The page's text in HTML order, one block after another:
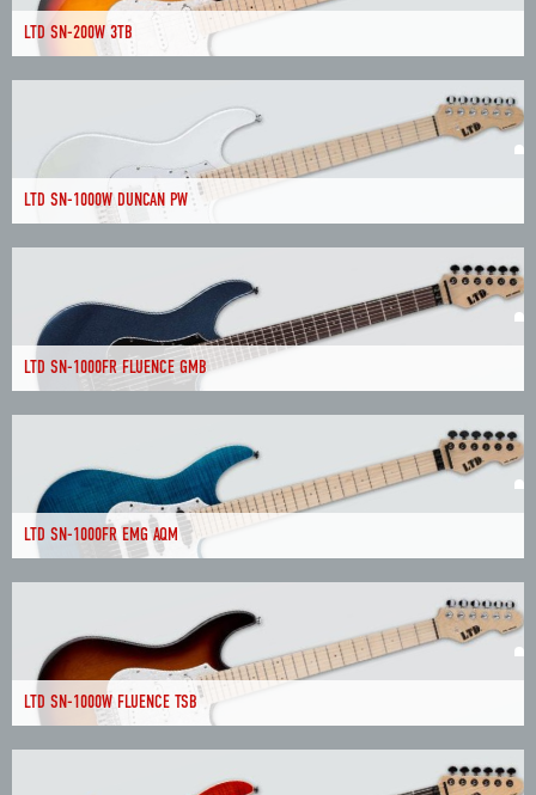
LTD SN-200W 3TB
LTD SN-1000W DUNCAN PW
LTD SN-1000FR FLUENCE GMB
LTD SN-1000FR EMG AQM
LTD SN-1000W FLUENCE TSB